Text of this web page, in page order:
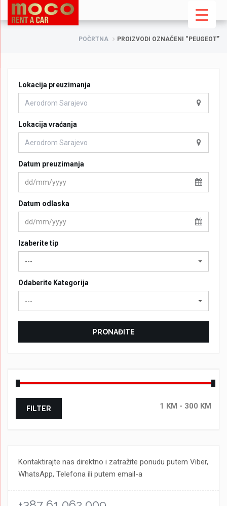
POČRTNA PROIZVODI OZNAČENI “PEUGEOT”
Lokacija preuzimanja
Lokacija vraćanja
Datum preuzimanja
Datum odlaska
Izaberite tip
---
Odaberite Kategorija
---
PRONAĐITE
FILTER
Kontaktirajte nas direktno i zatražite ponudu putem Viber,
WhatsApp, Telefona ili putem email-a